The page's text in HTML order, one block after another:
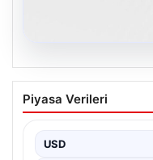
05 Ağustos
Depremler ve
05 Ağustos 2026
ilgili son…
Piyasa Verileri
USD